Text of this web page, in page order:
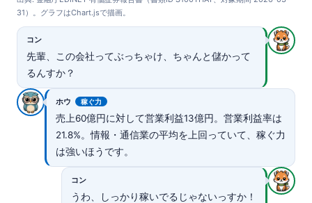
31）。グラフはChart.jsで描画。
コン
先輩、この会社ってぶっちゃけ、ちゃんと儲かって
るんすか？
ホウ 稼ぐ力
売上60億円に対して営業利益13億円。営業利益率は
21.8%。情報・通信業の平均を上回っていて、稼ぐ力
は強いほうです。
コン
うわ、しっかり稼いでるじゃないっすか！